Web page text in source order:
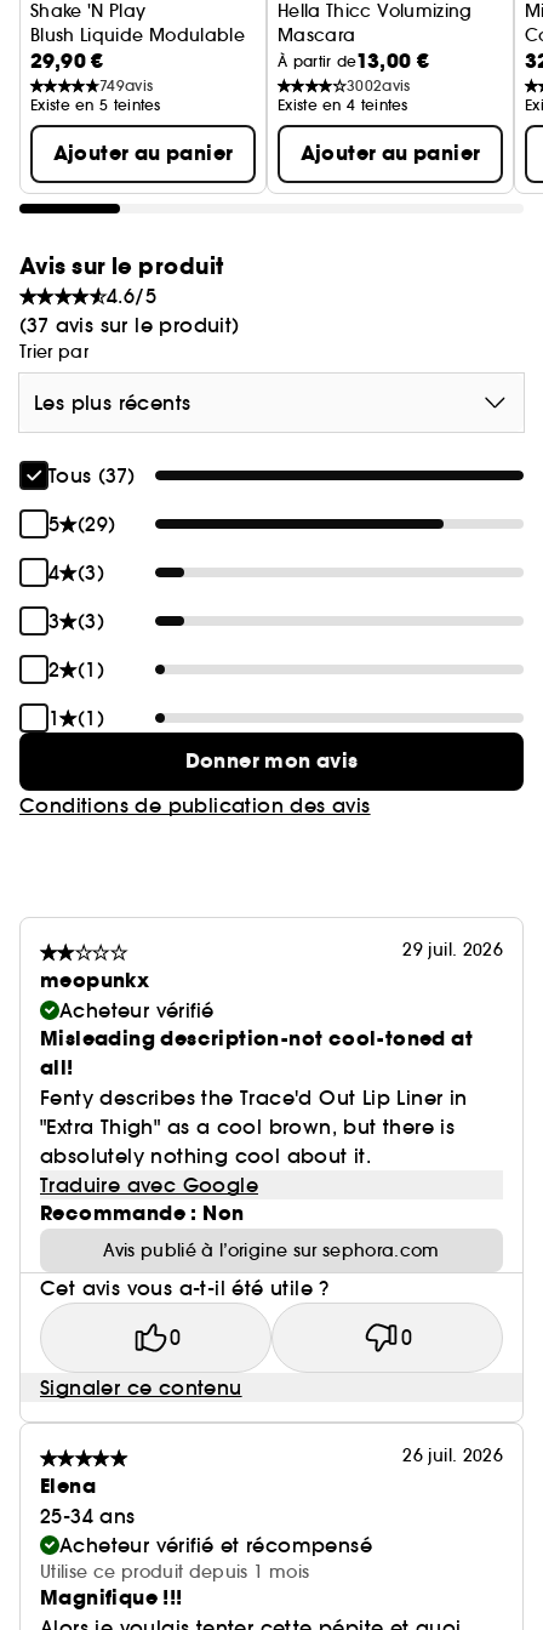
Shake 'N Play
Blush Liquide Modulable
29,90 €
749avis
Existe en 5 teintes
Ajouter au panier
Hella Thicc Volumizing
Mascara
Mascara volumateur
À partir de13,00 €
3002avis
Existe en 4 teintes
Ajouter au panier
Avis sur le produit
4.6/5
(37 avis sur le produit)
Trier par
Les plus récents
Tous (37)
5
(29)
4
(3)
3
(3)
2
(1)
1
(1)
Donner mon avis
Conditions de publication des avis
29 juil. 2026
meopunkx
Acheteur vérifié
Misleading description-not cool-toned at
all!
Fenty describes the Trace'd Out Lip Liner in
"Extra Thigh" as a cool brown, but there is
absolutely nothing cool about it.
Traduire avec Google
Recommande : Non
Avis publié à l’origine sur sephora.com
Cet avis vous a-t-il été utile ?
0 0
Signaler ce contenu
26 juil. 2026
Elena
25-34 ans
Acheteur vérifié et récompensé
Utilise ce produit depuis 1 mois
Magnifique !!!